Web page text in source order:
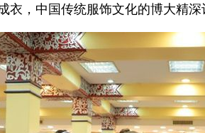
衣，中国传统服饰文化的博大精深